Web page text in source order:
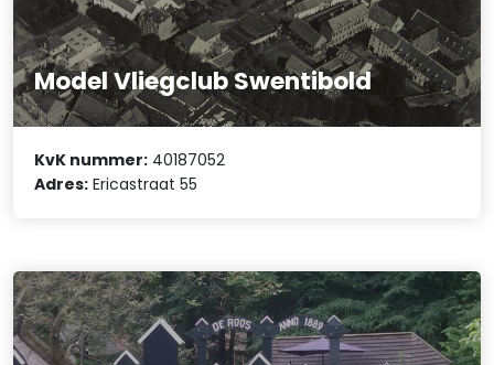
Model Vliegclub Swentibold
KvK nummer: 40187052
Adres: Ericastraat 55